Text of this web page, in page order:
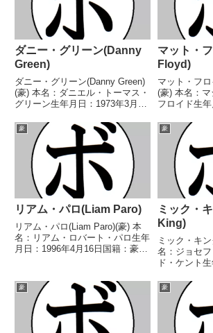
ダニー・グリーン(Danny
Green)
ダニー・グリーン(Danny Green)
(豪) 本名：ダニエル・トーマス・
グリーン生年月日：1973年3月9
(28KO)5敗 【獲得タイトル】豪州
クルーザー級王座PABAパンアジ
アライトヘビー級暫定王座IBF
環...
マット・
Floyd)
マット・フ
(豪) 本名：マ
フロイド生年
(10KO)2敗
WBCアジア
級シルバー
ラ...
豪
リアム・パロ(Liam Paro)
リアム・パロ(Liam Paro)(豪) 本
名：リアム・ロバート・パロ生年
月日：1996年4月16日国籍：豪戦
王座WBOスーパーライト級ユー
ス王座WBOアジアパシフィッ
豪
ミック・
King)
ミック・キ
名：ジョセ
ド・ケント
(19KO)26敗
タイトル】豪
ル級王座米-
級...
豪 豪